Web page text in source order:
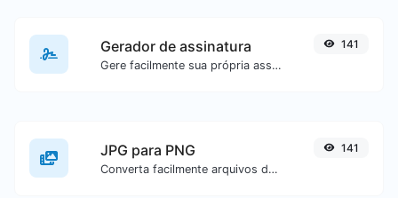
Gerador de assinatura
Gere facilmente sua própria assinatura personalizada e faça download com facilidade.
141
JPG para PNG
Converta facilmente arquivos de imagem JPG para PNG.
141